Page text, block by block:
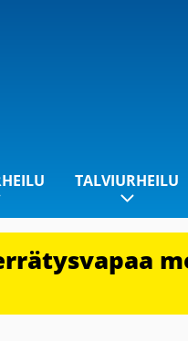
TALVIURHEILU